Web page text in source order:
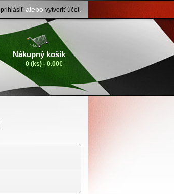
prihlásiť alebo vytvoriť účet
Nákupný košík
0 (ks) - 0.00€